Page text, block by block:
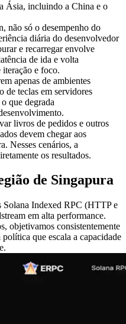
Ásia, incluindo a China e o
não só o desempenho do
diária do desenvolvedor
e recarregar envolve
de ida e volta
e foco.
apenas de ambientes
de teclas em servidores
que degrada
livros de pedidos e outros
devem chegar aos
Nesses cenários, a
os resultados.
de Singapura
Solana Indexed RPC (HTTP e
em alta performance.
objetivamos consistentemente
que escala a capacidade